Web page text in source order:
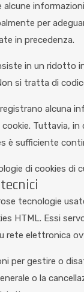
alcune
per
in precedenza.
in un ridotto
si tratta di
alcuna
Tuttavia, in
è sufficiente
di cookies di
tecnologie
HTML. Essi
rete elettronica
per gestire o
o la